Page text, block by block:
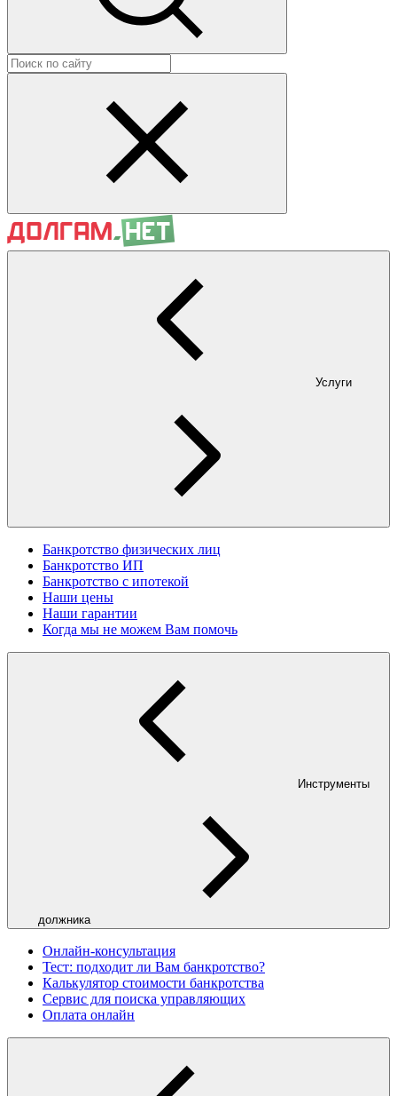
Услуги
Банкротство физических лиц
Банкротство ИП
Банкротство с ипотекой
Наши цены
Наши гарантии
Когда мы не можем Вам помочь
Инструменты
должника
Онлайн-консультация
Тест: подходит ли Вам банкротство?
Калькулятор стоимости банкротства
Сервис для поиска управляющих
Оплата онлайн